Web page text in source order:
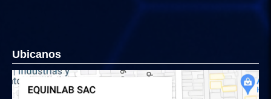
Ubicanos